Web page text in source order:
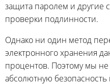
защита паролем и другие
проверки подлинности.
Однако ни один метод
электронного хранения
процентов. Поэтому мы
абсолютную